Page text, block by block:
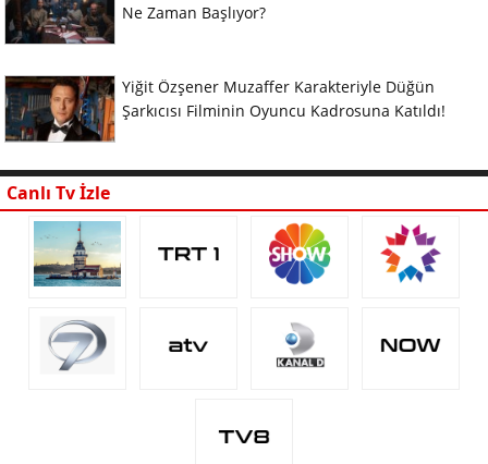
Ne Zaman Başlıyor?
Yiğit Özşener Muzaffer Karakteriyle Düğün
Şarkıcısı Filminin Oyuncu Kadrosuna Katıldı!
Canlı Tv İzle